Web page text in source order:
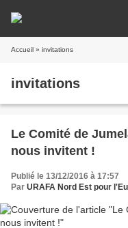
Accueil » invitations
invitations
Le Comité de
nous invitent !
Publié le 13/12/2016 à 17:57
Par URAFA Nord Est pour